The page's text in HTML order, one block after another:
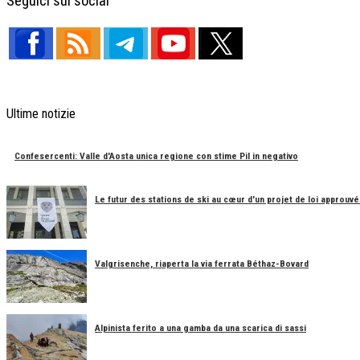
Ultime notizie
Confesercenti: Valle d'Aosta unica regione con stime Pil in negativo
Le futur des stations de ski au cœur d'un projet de loi approuvé
Valgrisenche, riaperta la via ferrata Béthaz-Bovard
Alpinista ferito a una gamba da una scarica di sassi